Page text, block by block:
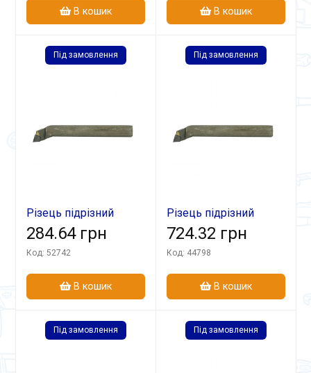
В кошик В кошик
Під замовлення
Різець підрізний
32х20х170 Т5К10 лів
284.64 грн
Код: 52742
В кошик
Під замовлення
Різець підрізний
відігн 40х25х200
Т5К10 лів
724.32 грн
Код: 44798
В кошик
Під замовлення Під замовлення